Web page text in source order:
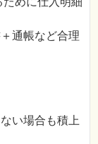
通帳など合理
い場合も積上